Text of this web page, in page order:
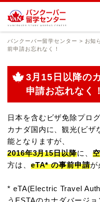
バンクーバー留学センター > お知
前申請お忘れなく！
3月15日以降の
申請お忘れなく！
日本を含むビザ免除プロ
カナダ国内に、観光(ビザ
能となりますが、
2016年3月15日以降に、
方は、 eTA* の事前申請が
* eTA(Electric Travel
うESTAのカナダバージョ